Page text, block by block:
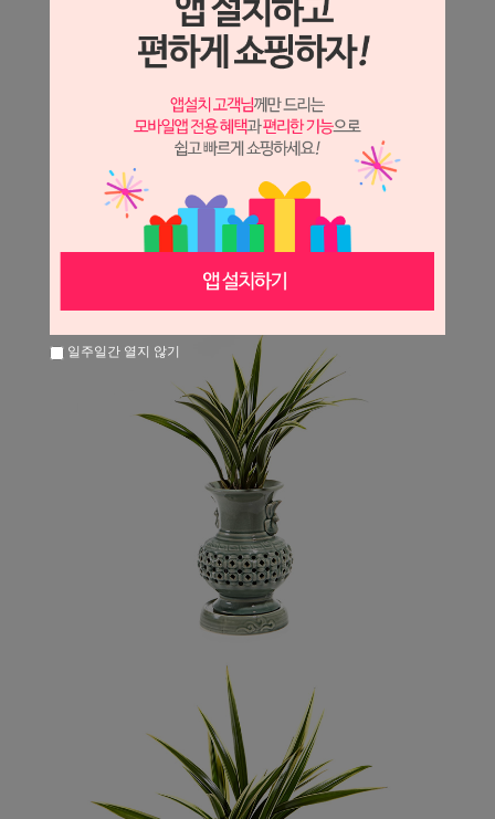
일주일간 열지 않기